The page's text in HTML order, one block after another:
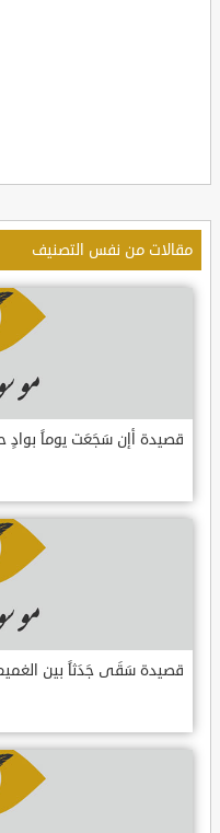
مقالات من نفس التصنيف
قصيدة أإن سَجَعَت يوماً بوادٍ
قصيدة سَقَى جَدَثاً بين